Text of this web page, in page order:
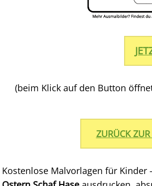
(beim Klick auf den Button
ZURÜCK
Kostenlose Malvorlagen für